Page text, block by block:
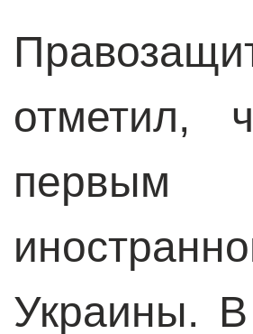
отметил,
первым
Украины.